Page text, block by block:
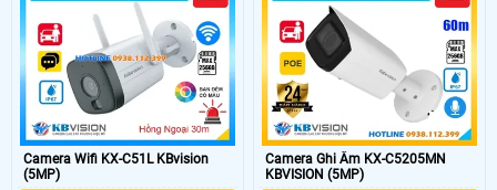
Camera Wifi KX-C51L KBvision
(5MP)
Camera Ghi Âm KX-C5205MN
KBVISION (5MP)